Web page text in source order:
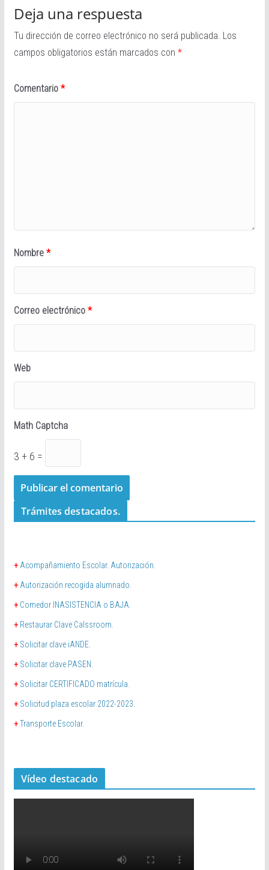
Deja una respuesta
Tu dirección de correo electrónico no será publicada. Los
campos obligatorios están marcados con *
Comentario *
Nombre *
Correo electrónico *
Web
Math Captcha
3 + 6 =
Trámites destacados.
+ Acompañamiento Escolar. Autorización.
+ Autorización recogida alumnado.
+ Comedor INASISTENCIA o BAJA.
+ Restaurar Clave Calssroom.
+ Solicitar clave iANDE.
+ Solicitar clave PASEN.
+ Solicitar CERTIFICADO matrícula.
+ Solicitud plaza escolar 2022-2023.
+Transporte Escolar.
Vídeo destacado